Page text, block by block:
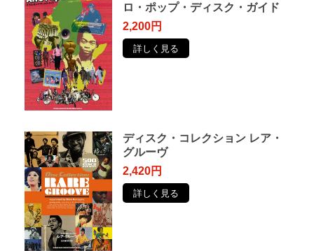
ロ・ポップ・ディスク・ガイド
2,200円
詳しく見る
ディスク・コレクション レア・
グルーヴ
2,420円
詳しく見る